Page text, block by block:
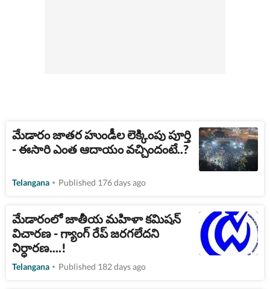
మేడారం జాతర హుండీల లెక్కింపు పూర్తి
- ఈసారి ఎంత ఆదాయం వచ్చిందంటే..?
Telangana Published 176 days ago
మేడారంలో జాతీయ మహిళా కమిషన్
విచారణ - గ్యాంగ్ రేప్ జరగలేదని
నిర్ధారణ....!
Telangana Published 182 days ago